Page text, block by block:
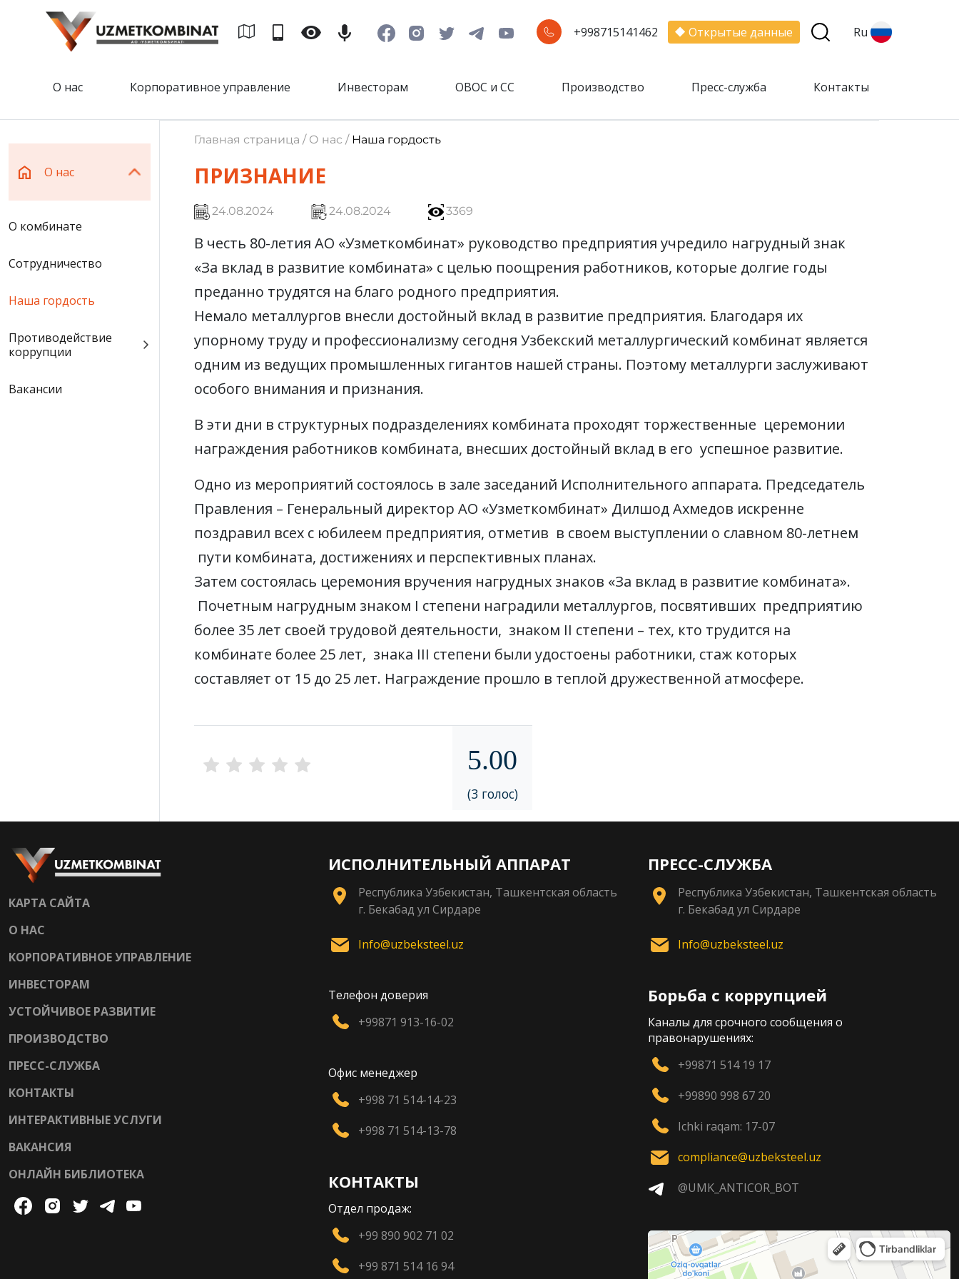
+998715141462 Открытые данные Ru
О нас Корпоративное управление Инвесторам ОВОС и СС Производство Пресс-служба Контакты
О нас
О комбинате
Сотрудничество
Наша гордость
Противодействие
коррупции
Вакансии
Главная страница / О нас / Наша гордость
ПРИЗНАНИЕ
24.08.2024 24.08.2024 3369
В честь 80-летия АО «Узметкомбинат» руководство предприятия учредило нагрудный знак
«За вклад в развитие комбината» с целью поощрения работников, которые долгие годы
преданно трудятся на благо родного предприятия.
Немало металлургов внесли достойный вклад в развитие предприятия. Благодаря их
упорному труду и профессионализму сегодня Узбекский металлургический комбинат является
одним из ведущих промышленных гигантов нашей страны. Поэтому металлурги заслуживают
особого внимания и признания.
В эти дни в структурных подразделениях комбината проходят торжественные церемонии
награждения работников комбината, внесших достойный вклад в его успешное развитие.
Одно из мероприятий состоялось в зале заседаний Исполнительного аппарата. Председатель
Правления – Генеральный директор АО «Узметкомбинат» Дилшод Ахмедов искренне
поздравил всех с юбилеем предприятия, отметив в своем выступлении о славном 80-летнем
пути комбината, достижениях и перспективных планах.
Затем состоялась церемония вручения нагрудных знаков «За вклад в развитие комбината».
Почетным нагрудным знаком I степени наградили металлургов, посвятивших предприятию
более 35 лет своей трудовой деятельности, знаком II степени – тех, кто трудится на
комбинате более 25 лет, знака III степени были удостоены работники, стаж которых
составляет от 15 до 25 лет. Награждение прошло в теплой дружественной атмосфере.
5.00
(3 голос)
КАРТА САЙТА
О НАС
КОРПОРАТИВНОЕ УПРАВЛЕНИЕ
ИНВЕСТОРАМ
УСТОЙЧИВОЕ РАЗВИТИЕ
ПРОИЗВОДСТВО
ПРЕСС-СЛУЖБА
КОНТАКТЫ
ИНТЕРАКТИВНЫЕ УСЛУГИ
ВАКАНСИЯ
ОНЛАЙН БИБЛИОТЕКА
ИСПОЛНИТЕЛЬНЫЙ АППАРАТ
Республика Узбекистан, Ташкентская область
г. Бекабад ул Сирдаре
Info@uzbeksteel.uz
Телефон доверия
+99871 913-16-02
Офис менеджер
+998 71 514-14-23
+998 71 514-13-78
КОНТАКТЫ
Отдел продаж:
+99 890 902 71 02
+99 871 514 16 94
ПРЕСС-СЛУЖБА
Республика Узбекистан, Ташкентская область
г. Бекабад ул Сирдаре
Info@uzbeksteel.uz
Борьба с коррупцией
Каналы для срочного сообщения о
правонарушениях:
+99871 514 19 17
+99890 998 67 20
Ichki raqam: 17-07
compliance@uzbeksteel.uz
@UMK_ANTICOR_BOT